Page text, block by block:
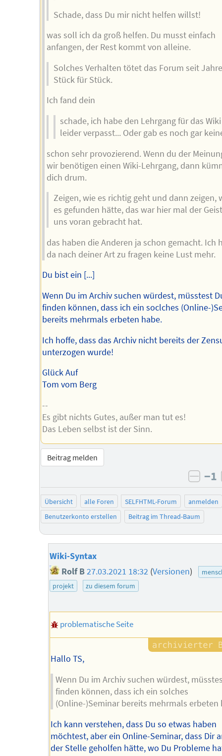
Schade, dass Du mir nicht helfen willst!
was soll ich da groß helfen. Du musst einfach
anfangen, der Rest kommt von alleine.
Solches Verhalten tötet das Forum seit
Stück für Stück.
Ich fand dein
schade, ich habe den Lehrgang für das Wiki
leider verpasst... Oder gab es noch gar
schon sehr provozierend. Wenn du der
wir benötigen einen Wiki-Lehrgang, dann
dich drum.
Zeigen, wie es richtig geht und dann zeigen,
es gefunden hätte, das war hier mal der
uns voran gebracht hat.
das haben die Anderen ja schon gemacht. Ich
da nach deiner Art zu fragen keine Lust mehr.
Du bist ein [...]
Wenn Du im Archiv suchen würdest, müsstest
finden können, dass ich ein soclches (Online-
bereits mehrmals erbeten habe.
Ich hoffe, dass das Archiv nicht bereits der
unterzogen wurde!
Glück Auf
Tom vom Berg
--
Es gibt nichts Gutes, außer man tut es!
Das Leben selbst ist der Sinn.
Beitrag melden
−1
Übersicht alle Foren SELFHTML-Forum
anmelden
Benutzerkonto erstellen
Beitrag im Thread-Baum
Wiki-Syntax
Rolf B 27.03.2021 18:32 (Versionen)
projekt
zu diesem forum
problematische Seite
Hallo TS,
Wenn Du im Archiv suchen würdest,
finden können, dass ich ein solches
(Online-)Seminar bereits mehrmals erbeten
Ich kann verstehen, dass Du so etwas haben
möchtest, aber ein Online-Seminar, dass Dir
der Stelle geholfen hätte, wo Du Probleme